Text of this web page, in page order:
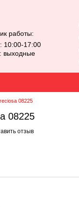
работы:
10:00-17:00
выходные
08225
08225
отзыв